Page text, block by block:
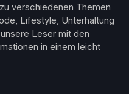
verschiedenen Themen
Lifestyle, Unterhaltung
Leser mit den
in einem leicht